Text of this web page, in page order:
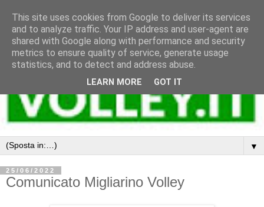
▼
25/06/2022
Comunicato Migliarino Volley
This site uses cookies from Google to deliver its services
and to analyze traffic. Your IP address and user-agent are
shared with Google along with performance and security
metrics to ensure quality of service, generate usage
statistics, and to detect and address abuse.
LEARN MORE GOT IT